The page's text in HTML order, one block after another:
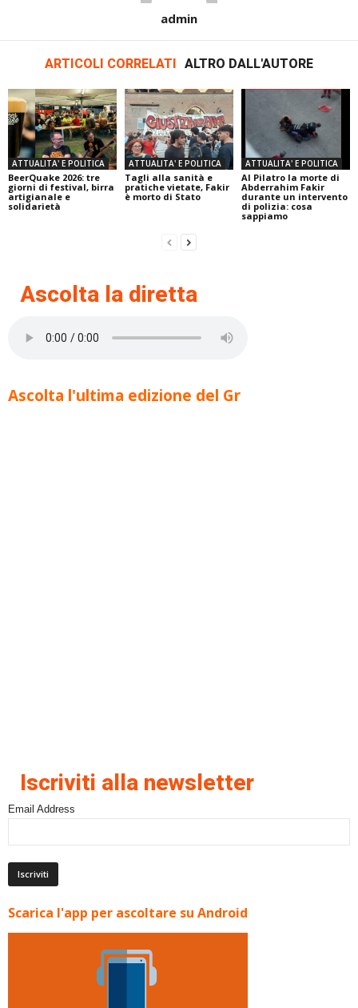
admin
ARTICOLI CORRELATI ALTRO DALL'AUTORE
ATTUALITA' E POLITICA
BeerQuake 2026: tre
giorni di festival, birra
artigianale e
solidarietà
ATTUALITA' E POLITICA
Tagli alla sanità e
pratiche vietate, Fakir
è morto di Stato
ATTUALITA' E POLITICA
Al Pilatro la morte di
Abderrahim Fakir
durante un intervento
di polizia: cosa
sappiamo
Ascolta la diretta
Ascolta l'ultima edizione del Gr
Iscriviti alla newsletter
Email Address
Scarica l'app per ascoltare su Android